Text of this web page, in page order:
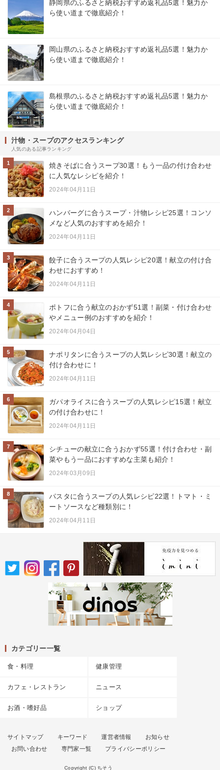
静岡県のふるさと納税おすすめ返礼品5選！魅力か
ら使い道まで徹底紹介！
岡山県のふるさと納税おすすめ返礼品5選！魅力か
ら使い道まで徹底紹介！
島根県のふるさと納税おすすめ返礼品5選！魅力か
ら使い道まで徹底紹介！
汁物・スープのアクセスランキング
人気のある記事ランキング
1
焼きそばに合うスープ30選！もう一品の付け合わせ
に人気なレシピを紹介！
2024年04月11日
2
ハンバーグに合うスープ・汁物レシピ25選！コンソ
メなど人気のおすすめを紹介！
2024年04月11日
3
餃子に合うスープの人気レシピ20選！献立の付け合
わせにおすすめ！
2024年04月11日
4
ポトフに合う献立のおかず51選！副菜・付け合わせ
やメニュー例のおすすめを紹介！
2024年04月04日
5
ナポリタンに合うスープの人気レシピ30選！献立の
付け合わせに！
2024年04月11日
6
ガパオライスに合うスープの人気レシピ15選！献立
の付け合わせに！
2024年04月11日
7
シチューの献立に合うおかず55選！付け合わせ・副
菜やもう一品におすすめな主菜も紹介！
2024年03月09日
8
パスタに合うスープの人気レシピ22選！トマト・ミ
ートソースなど種類別に！
2024年04月11日
カテゴリー一覧
食・料理 健康管理
カフェ・レストラン ニュース
お酒・嗜好品 ショップ
サイトマップ キーワード 運営者情報
お知らせ
お問い合わせ
専門家一覧 プライバシーポリシー
Copyright (C) ちそう